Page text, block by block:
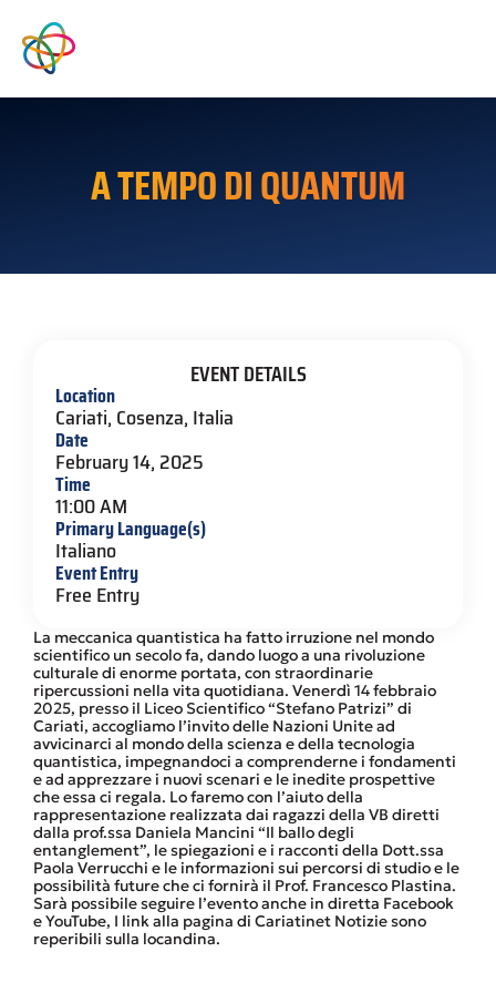
A TEMPO DI QUANTUM
La meccanica quantistica ha fatto irruzione nel mondo
scientifico un secolo fa, dando luogo a una rivoluzione
culturale di enorme portata, con straordinarie
ripercussioni nella vita quotidiana. Venerdì 14 febbraio
2025, presso il Liceo Scientifico “Stefano Patrizi” di
Cariati, accogliamo l’invito delle Nazioni Unite ad
avvicinarci al mondo della scienza e della tecnologia
quantistica, impegnandoci a comprenderne i fondamenti
e ad apprezzare i nuovi scenari e le inedite prospettive
che essa ci regala. Lo faremo con l’aiuto della
rappresentazione realizzata dai ragazzi della VB diretti
dalla prof.ssa Daniela Mancini “Il ballo degli
entanglement”, le spiegazioni e i racconti della Dott.ssa
Paola Verrucchi e le informazioni sui percorsi di studio e le
possibilità future che ci fornirà il Prof. Francesco Plastina.
Sarà possibile seguire l’evento anche in diretta Facebook
e YouTube, I link alla pagina di Cariatinet Notizie sono
reperibili sulla locandina.
EVENT DETAILS
Location
Cariati, Cosenza, Italia
Date
February 14, 2025
Time
11:00 AM
Primary Language(s)
Italiano
Event Entry
Free Entry